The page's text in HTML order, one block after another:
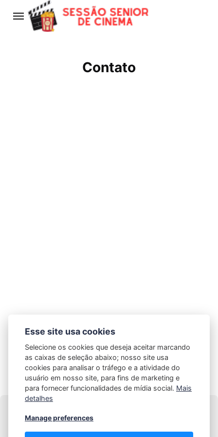
Contato
contato 1"]
Esse site usa cookies
Selecione os cookies que deseja aceitar marcando
as caixas de seleção abaixo; nosso site usa
cookies para analisar o tráfego e a atividade do
usuário em nosso site, para fins de marketing e
para fornecer funcionalidades de mídia social. Mais
detalhes
Manage preferences